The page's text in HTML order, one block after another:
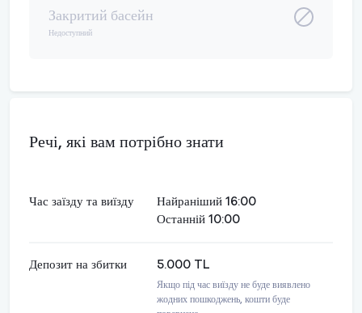
Закритий басейн
Недоступний
Речі, які вам потрібно знати
Час заїзду та виїзду
Найраніший 16:00
Останній 10:00
Депозит на збитки 5.000 TL
Якщо під час виїзду не буде виявлено
жодних пошкоджень, кошти буде